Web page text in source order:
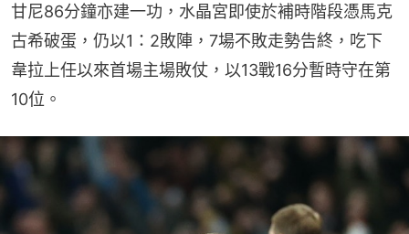
甘尼86分鐘亦建一功，水晶宮即使於補時階段憑馬克
古希破蛋，仍以1：2敗陣，7場不敗走勢告終，吃下
韋拉上任以來首場主場敗仗，以13戰16分暫時守在第
10位。